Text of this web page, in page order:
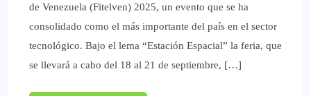
de Venezuela (Fitelven) 2025, un evento que se ha
consolidado como el más importante del país en el sector
tecnológico. Bajo el lema “Estación Espacial” la feria, que
se llevará a cabo del 18 al 21 de septiembre, […]